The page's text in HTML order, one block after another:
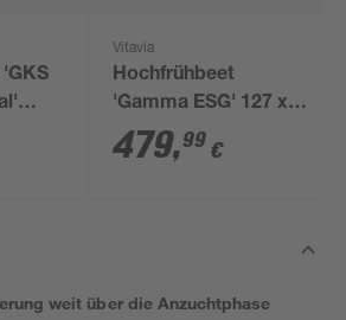
Vitavia
Hochfrühbeet
'Gamma ESG' 127 x
134,5 x 89 cm
schwarz
479,99 €
weit über die Anzuchtphase